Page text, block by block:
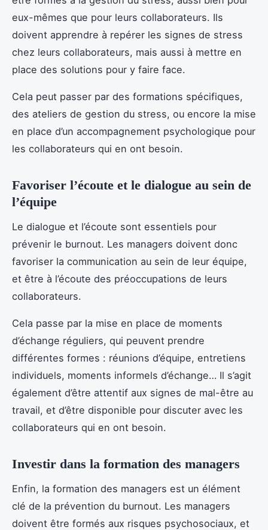
eux-mêmes que pour leurs collaborateurs. Ils
doivent apprendre à repérer les signes de stress
chez leurs collaborateurs, mais aussi à mettre en
place des solutions pour y faire face.
Cela peut passer par des formations spécifiques,
des ateliers de gestion du stress, ou encore la mise
en place d’un accompagnement psychologique pour
les collaborateurs qui en ont besoin.
Favoriser l’écoute et le dialogue au sein de
l’équipe
Le dialogue et l’écoute sont essentiels pour
prévenir le burnout. Les managers doivent donc
favoriser la communication au sein de leur équipe,
et être à l’écoute des préoccupations de leurs
collaborateurs.
Cela passe par la mise en place de moments
d’échange réguliers, qui peuvent prendre
différentes formes : réunions d’équipe, entretiens
individuels, moments informels d’échange… Il s’agit
également d’être attentif aux signes de mal-être au
travail, et d’être disponible pour discuter avec les
collaborateurs qui en ont besoin.
Investir dans la formation des managers
Enfin, la formation des managers est un élément
clé de la prévention du burnout. Les managers
doivent être formés aux risques psychosociaux, et